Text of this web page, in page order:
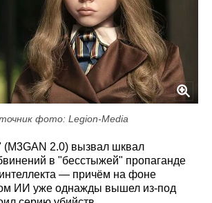
фото: Legion-Media
2.0) вызвал шквал
в "бесстыжей" пропаганде
интеллекта — причём на фоне
ИИ уже однажды вышел из-под